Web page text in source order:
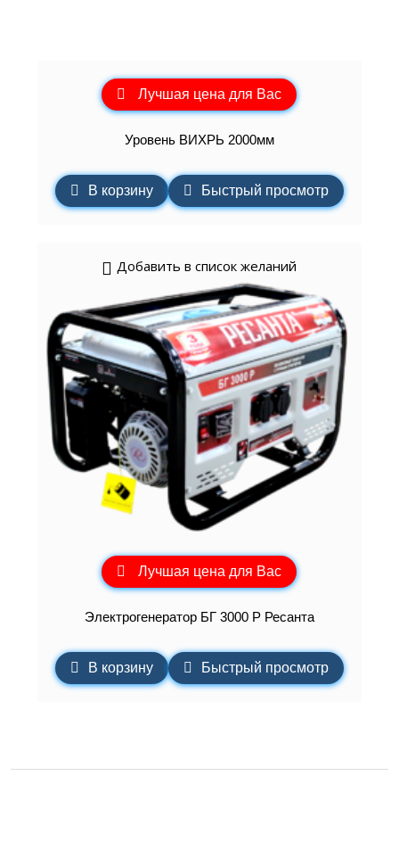
Лучшая цена для Вас
Уровень ВИХРЬ 2000мм
В корзину Быстрый просмотр
Добавить в список желаний
Лучшая цена для Вас
Электрогенератор БГ 3000 Р Ресанта
В корзину Быстрый просмотр